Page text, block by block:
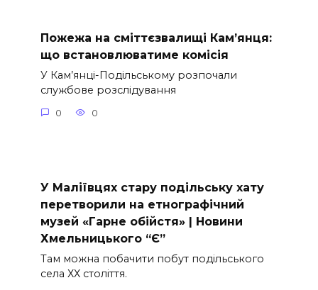
Пожежа на сміттєзвалищі Кам’янця:
що встановлюватиме комісія
У Кам’янці-Подільському розпочали
службове розслідування
0 0
У Маліївцях стару подільську хату
перетворили на етнографічний
музей «Гарне обійстя» | Новини
Хмельницького “Є”
Там можна побачити побут подільського
села ХХ століття.